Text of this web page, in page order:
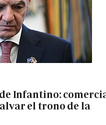
Infantino:
el trono de la